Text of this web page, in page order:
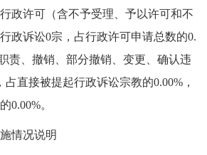
政许可（含不予受理、予以许可和不
政诉讼0宗，占行政许可申请总数的0.
责、撤销、部分撤销、变更、确认违
直接被提起行政诉讼宗教的0.00%，
0.00%。
情况说明